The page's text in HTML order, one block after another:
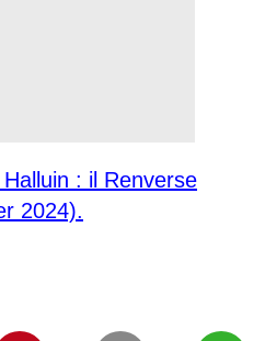
: il Renverse
2024).